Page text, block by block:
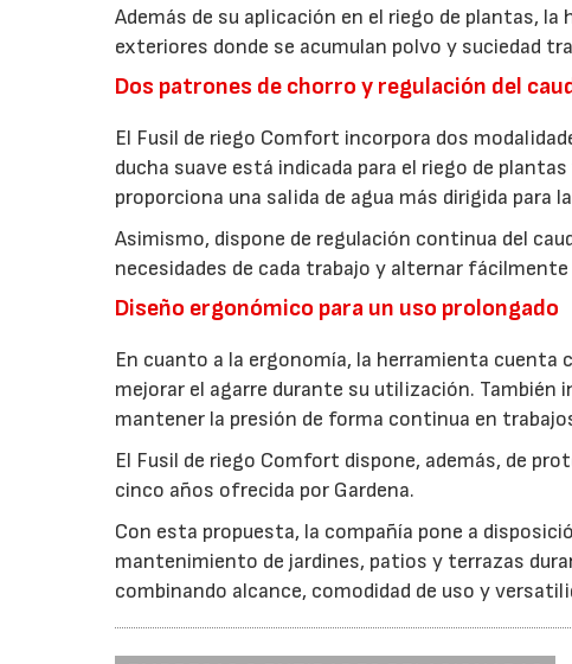
Además de su aplicación en el riego de plantas,
exteriores donde se acumulan polvo y suciedad
Dos patrones de chorro y regulación del
El Fusil de riego Comfort incorpora dos
ducha suave está indicada para el riego de
proporciona una salida de agua más dirigida
Asimismo, dispone de regulación continua del
necesidades de cada trabajo y alternar
Diseño ergonómico para un uso prolongado
En cuanto a la ergonomía, la herramienta cuenta
mejorar el agarre durante su utilización.
mantener la presión de forma continua en
El Fusil de riego Comfort dispone, además, de
cinco años ofrecida por Gardena.
Con esta propuesta, la compañía pone a
mantenimiento de jardines, patios y terrazas
combinando alcance, comodidad de uso y